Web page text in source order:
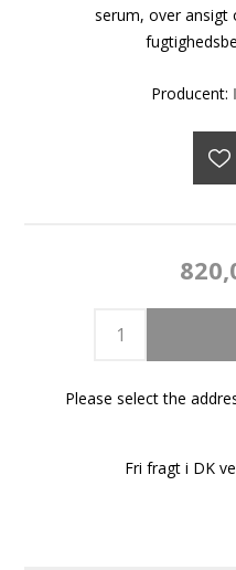
serum, over ansigt
Producent:
Please select the
Fri fragt i DK